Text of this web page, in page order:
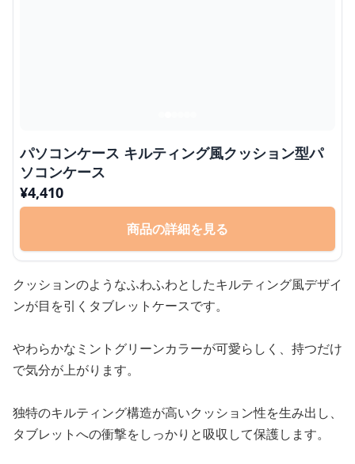
パソコンケース キルティング風クッション型パ
ソコンケース
¥4,410
商品の詳細を見る
クッションのようなふわふわとしたキルティング風デザイ
ンが目を引くタブレットケースです。
やわらかなミントグリーンカラーが可愛らしく、持つだけ
で気分が上がります。
独特のキルティング構造が高いクッション性を生み出し、
タブレットへの衝撃をしっかりと吸収して保護します。